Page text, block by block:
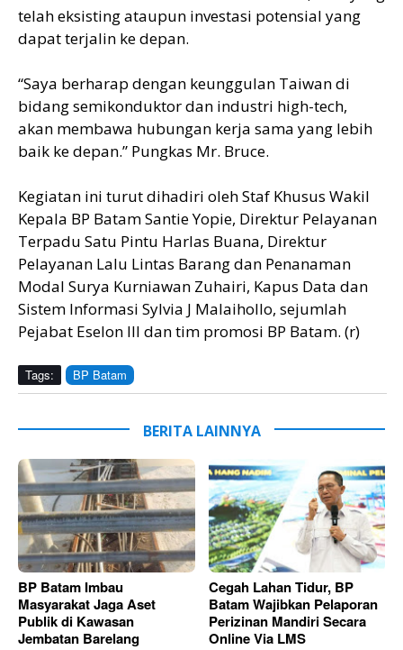
telah eksisting ataupun investasi potensial yang
dapat terjalin ke depan.
“Saya berharap dengan keunggulan Taiwan di
bidang semikonduktor dan industri high-tech,
akan membawa hubungan kerja sama yang lebih
baik ke depan.” Pungkas Mr. Bruce.
Kegiatan ini turut dihadiri oleh Staf Khusus Wakil
Kepala BP Batam Santie Yopie, Direktur Pelayanan
Terpadu Satu Pintu Harlas Buana, Direktur
Pelayanan Lalu Lintas Barang dan Penanaman
Modal Surya Kurniawan Zuhairi, Kapus Data dan
Sistem Informasi Sylvia J Malaihollo, sejumlah
Pejabat Eselon III dan tim promosi BP Batam. (r)
Tags: BP Batam
BERITA LAINNYA
BP Batam Imbau
Masyarakat Jaga Aset
Publik di Kawasan
Jembatan Barelang
Cegah Lahan Tidur, BP
Batam Wajibkan Pelaporan
Perizinan Mandiri Secara
Online Via LMS